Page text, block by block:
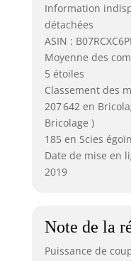
Information
détachées
ASIN :
Moyenne des
5 étoiles
Classement des
207 642 en
Bricolage )
185 en Scies
Date de mise en
2019
Note de la
Puissance de